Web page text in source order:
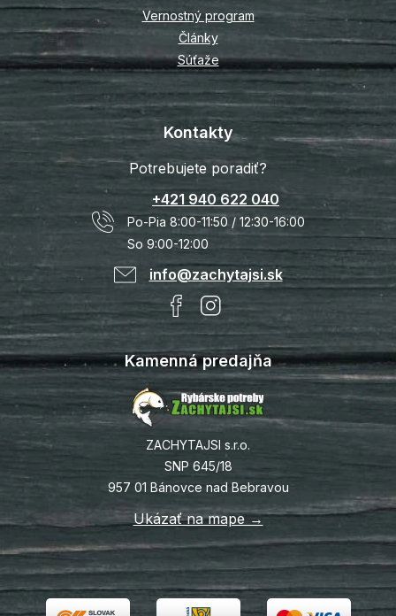
Vernostný program
Články
Súťaže
Kontakty
Potrebujete poradiť?
+421 940 622 040
Po-Pia 8:00-11:50 / 12:30-16:00
So 9:00-12:00
info@zachytajsi.sk
Kamenná predajňa
ZACHYTAJSI s.r.o.
SNP 645/18
957 01 Bánovce nad Bebravou
Ukázať na mape →